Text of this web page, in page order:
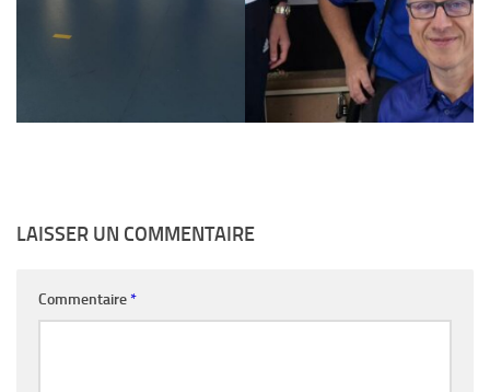
LAISSER UN COMMENTAIRE
Commentaire*